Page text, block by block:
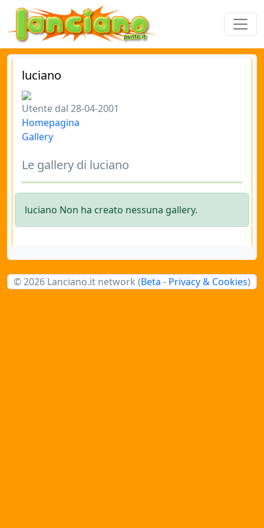
luciano
Utente dal 28-04-2001
Homepagina
Gallery
Le gallery di luciano
luciano Non ha creato nessuna gallery.
© 2026 Lanciano.it network (Beta - Privacy & Cookies)